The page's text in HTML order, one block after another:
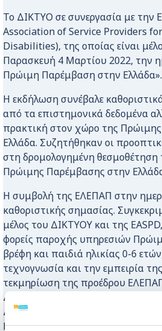
Το ΔΙΚΤΥΟ σε συνεργασία με την
Association of Service Providers
Disabilities), της οποίας είναι
Παρασκευή 4 Μαρτίου 2022, την
Πρώιμη Παρέμβαση στην Ελλάδα».
Η εκδήλωση συνέβαλε
από τα επιστημονικά δεδομένα
πρακτική στον χώρο της
Ελλάδα. Συζητήθηκαν οι
στη δρομολογημένη
Πρώιμης Παρέμβασης στην
Η συμβολή της ΕΛΕΠΑΠ στην
καθοριστικής σημασίας.
μέλος του ΔΙΚΤΥΟΥ και της
φορείς παροχής υπηρεσιών
βρέφη και παιδιά ηλικίας 0-6
τεχνογνωσία και την εμπειρία
τεκμηρίωση της προέδρου
Δρ. Ελένης Ν. Σκουτέλη και της
Διευθύντριας, Φυσιάτρου,
Παρουσιάστηκαν οι